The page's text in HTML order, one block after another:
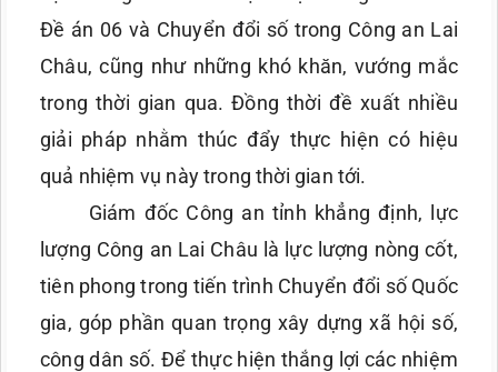
Đề án 06 và Chuyển đổi số trong Công an Lai
Châu, cũng như những khó khăn, vướng mắc
trong thời gian qua. Đồng thời đề xuất nhiều
giải pháp nhằm thúc đẩy thực hiện có hiệu
quả nhiệm vụ này trong thời gian tới.
Giám đốc Công an tỉnh khẳng định, lực
lượng Công an Lai Châu là lực lượng nòng cốt,
tiên phong trong tiến trình Chuyển đổi số Quốc
gia, góp phần quan trọng xây dựng xã hội số,
công dân số. Để thực hiện thắng lợi các nhiệm